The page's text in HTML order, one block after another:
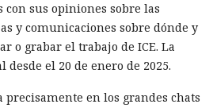
sus opiniones sobre las
y comunicaciones sobre dónde y
o grabar el trabajo de ICE. La
el 20 de enero de 2025.
precisamente en los grandes chats